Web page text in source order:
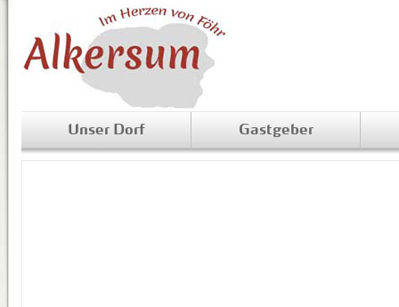
Unser Dorf Gastgeber